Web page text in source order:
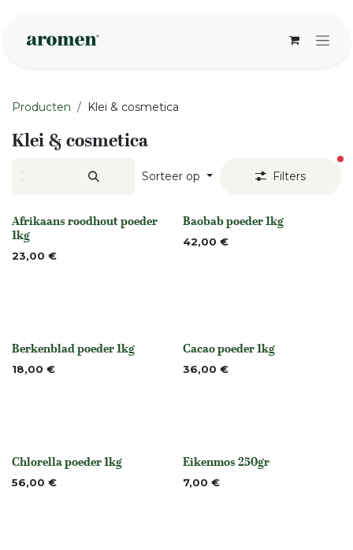
Producten Klei & cosmetica
Klei & cosmetica
Sorteer op Filters
Niet op voorraad
Afrikaans roodhout poeder
1kg
23,00 €
None
Baobab poeder 1kg
42,00 €
None
Berkenblad poeder 1kg
18,00 € None
Cacao poeder 1kg
36,00 €
None
Chlorella poeder 1kg
56,00 € None
Eikenmos 250gr
7,00 €